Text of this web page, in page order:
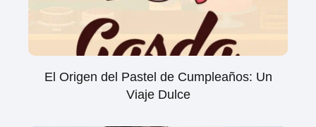
El Origen del Pastel de Cumpleaños: Un
Viaje Dulce